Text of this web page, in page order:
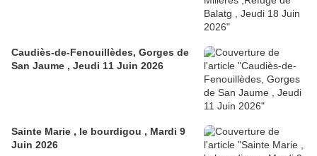
Caudiès-de-Fenouillèdes, Gorges de
San Jaume , Jeudi 11 Juin 2026
Sainte Marie , le bourdigou , Mardi 9
Juin 2026